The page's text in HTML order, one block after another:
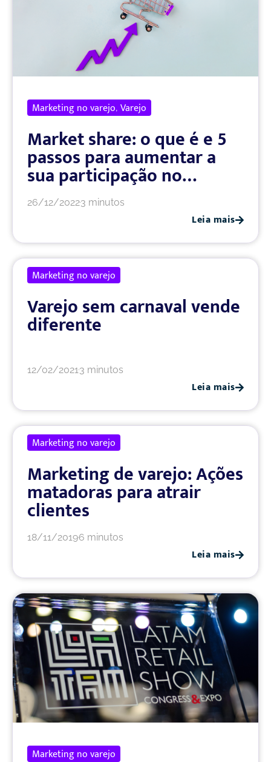
Marketing no varejo, Varejo
Market share: o que é e 5
passos para aumentar a
sua participação no
mercado
26/12/20223 minutos
Leia mais
Marketing no varejo
Varejo sem carnaval vende
diferente
12/02/2021 3 minutos
Leia mais
Marketing no varejo
Marketing de varejo: Ações
matadoras para atrair
clientes
18/11/20196 minutos
Leia mais
Marketing no varejo